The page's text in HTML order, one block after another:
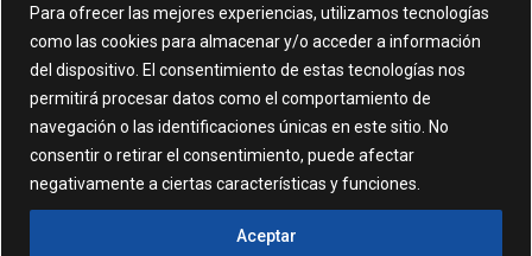
Para ofrecer las mejores experiencias, utilizamos tecnologías
como las cookies para almacenar y/o acceder a información
del dispositivo. El consentimiento de estas tecnologías nos
permitirá procesar datos como el comportamiento de
navegación o las identificaciones únicas en este sitio. No
consentir o retirar el consentimiento, puede afectar
negativamente a ciertas características y funciones.
Aceptar
los derechos reservados